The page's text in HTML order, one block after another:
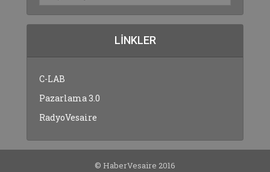
LINKLER
C-LAB
Pazarlama 3.0
RadyoVesaire
© HaberVesaire 2016